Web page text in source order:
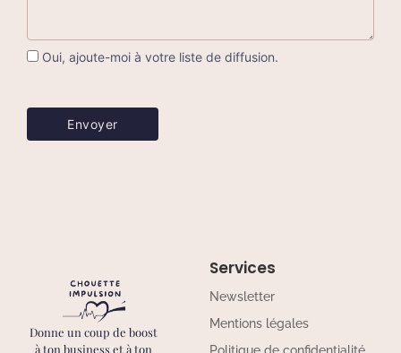
Oui, ajoute-moi à votre liste de diffusion.
Donne un coup de boost
à ton business et à ton
Services
Newsletter
Mentions légales